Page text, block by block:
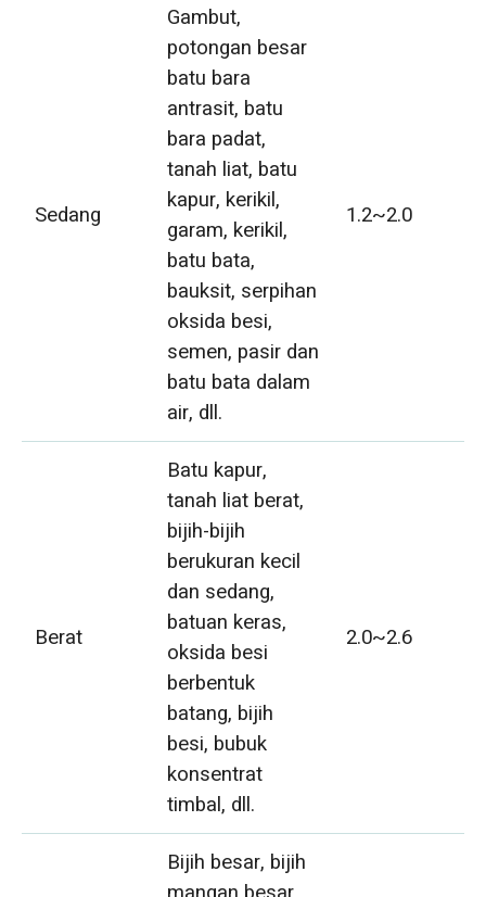
Sedang
Gambut,
potongan besar
batu bara
antrasit, batu
bara padat,
tanah liat, batu
kapur, kerikil,
garam, kerikil,
batu bata,
bauksit, serpihan
oksida besi,
semen, pasir dan
batu bata dalam
air, dll.
1.2~2.0
Berat
Batu kapur,
tanah liat berat,
bijih-bijih
berukuran kecil
dan sedang,
batuan keras,
oksida besi
berbentuk
batang, bijih
besi, bubuk
konsentrat
timbal, dll.
2.0~2.6
Bijih besar, bijih